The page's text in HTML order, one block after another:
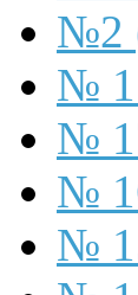
№2
№ 1
№
№
№